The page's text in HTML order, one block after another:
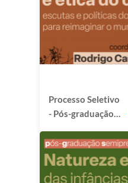
Processo Seletivo
- Pós-graduação
e Ética do
Cuidado: Escutas
e políticas do